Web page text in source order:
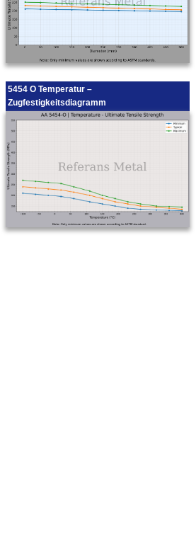
5454 O Temperatur –
Zugfestigkeitsdiagramm